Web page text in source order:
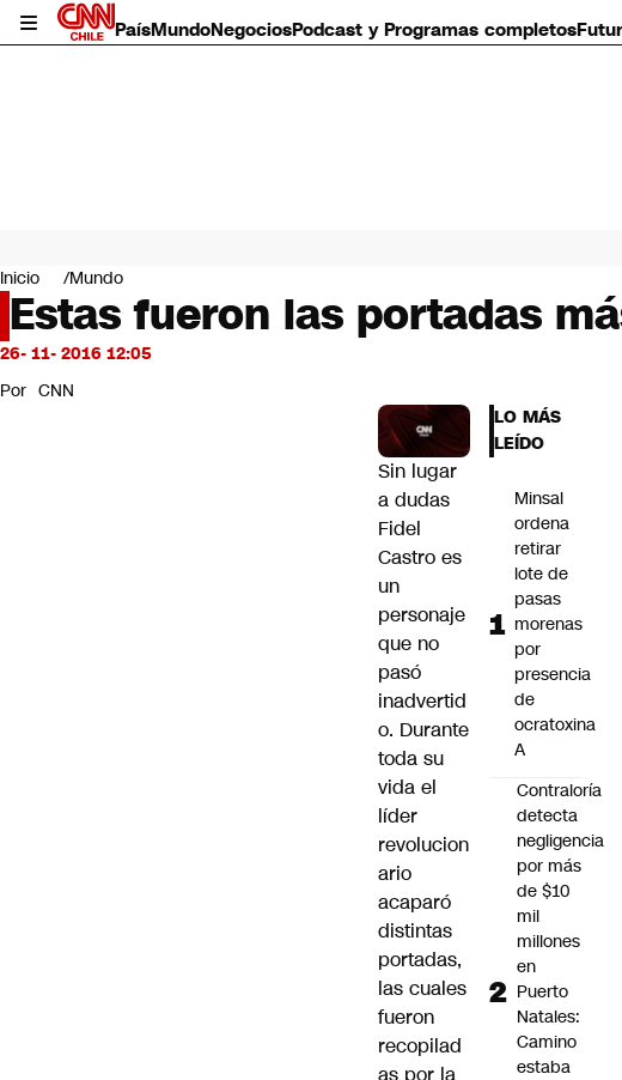
PaísMundoNegociosPodcast y Programas completos
Mundo
Negocios
Deportes
Programas completos
Servicios
Inicio Mundo
Estas fueron las portadas
26- 11- 2016 12:05
Por CNN
Sin lugar
a dudas
Fidel
Castro es
un
personaje
que no
pasó
inadvertid
o. Durante
toda su
vida el
líder
revolucion
ario
acaparó
distintas
portadas,
las cuales
fueron
recopilad
as por la
LO MÁS
LEÍDO
Minsal
ordena
retirar
lote de
pasas
morenas
por
presencia
de
ocratoxina
A
Contraloría
detecta
negligencia
por más
de $10
mil
millones
en
Puerto
Natales:
Camino
estaba